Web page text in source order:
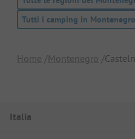
Tutti i camping in Montenegro
Home Montenegro
Italia